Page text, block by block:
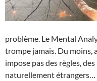
problème. Le Mental
trompe jamais. Du moins,
impose pas des règles,
naturellement étrangers…